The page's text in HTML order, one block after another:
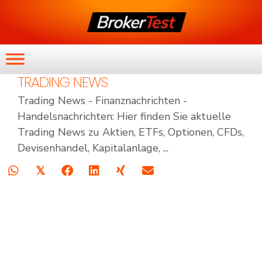
TRADING NEWS
Trading News - Finanznachrichten -
Handelsnachrichten: Hier finden Sie aktuelle
Trading News zu Aktien, ETFs, Optionen, CFDs,
Devisenhandel, Kapitalanlage, ...
𝕏